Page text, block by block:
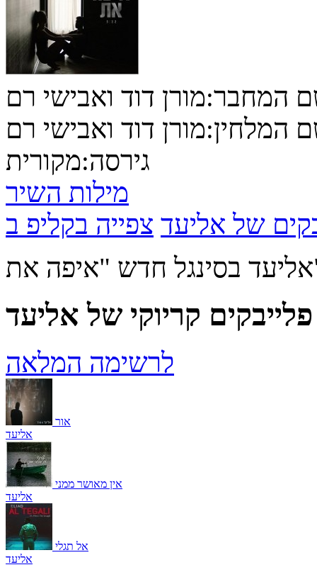
המחבר:מורן דוד ואבישי רם
המלחין:מורן דוד ואבישי רם
גירסה:מקורית
מילות השיר
של אליעד
את"
קריוקי של אליעד
לרשימה המלאה
אור
אליעד
אין מאושר ממני
אליעד
אל תגלי
אליעד